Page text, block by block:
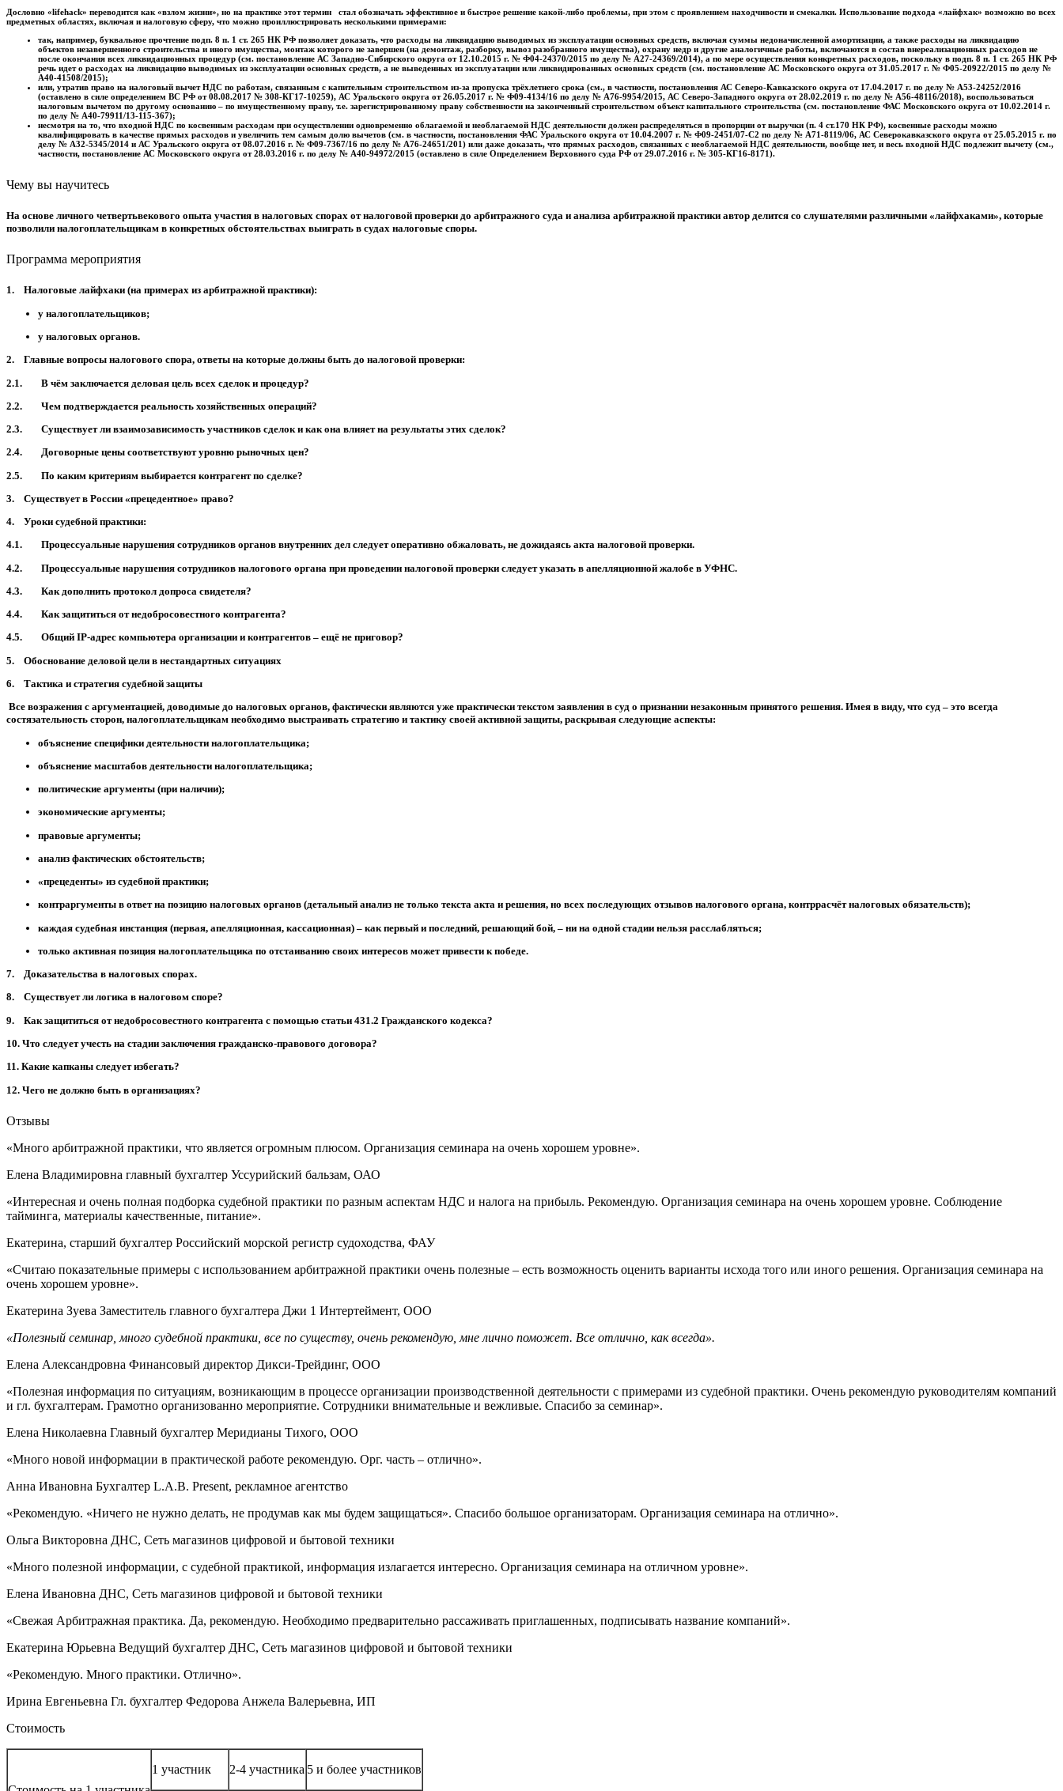
Дословно «lifehack» переводится как «взлом жизни», но на практике этот термин стал обозначать эффективное и быстрое решение какой-либо проблемы, при этом с проявлением находчивости и смекалки. Использование подхода «лайфхак» возможно во всех
предметных областях, включая и налоговую сферу, что можно проиллюстрировать несколькими примерами:
так, например, буквальное прочтение подп. 8 п. 1 ст. 265 НК РФ позволяет доказать, что расходы на ликвидацию выводимых из эксплуатации основных средств, включая суммы недоначисленной амортизации, а также расходы на ликвидацию
объектов незавершенного строительства и иного имущества, монтаж которого не завершен (на демонтаж, разборку, вывоз разобранного имущества), охрану недр и другие аналогичные работы, включаются в состав внереализационных расходов не
после окончания всех ликвидационных процедур (см. постановление АС Западно-Сибирского округа от 12.10.2015 г. № Ф04-24370/2015 по делу № А27-24369/2014), а по мере осуществления конкретных расходов, поскольку в подп. 8 п. 1 ст. 265 НК РФ
речь идет о расходах на ликвидацию выводимых из эксплуатации основных средств, а не выведенных из эксплуатации или ликвидированных основных средств (см. постановление АС Московского округа от 31.05.2017 г. № Ф05-20922/2015 по делу №
А40-41508/2015);
или, утратив право на налоговый вычет НДС по работам, связанным с капительным строительством из-за пропуска трёхлетнего срока (см., в частности, постановления АС Северо-Кавказского округа от 17.04.2017 г. по делу № А53-24252/2016
(оставлено в силе определением ВС РФ от 08.08.2017 № 308-КГ17-10259), АС Уральского округа от 26.05.2017 г. № Ф09-4134/16 по делу № А76-9954/2015, АС Северо-Западного округа от 28.02.2019 г. по делу № А56-48116/2018), воспользоваться
налоговым вычетом по другому основанию – по имущественному праву, т.е. зарегистрированному праву собственности на законченный строительством объект капитального строительства (см. постановление ФАС Московского округа от 10.02.2014 г.
по делу № А40-79911/13-115-367);
несмотря на то, что входной НДС по косвенным расходам при осуществлении одновременно облагаемой и необлагаемой НДС деятельности должен распределяться в пропорции от выручки (п. 4 ст.170 НК РФ), косвенные расходы можно
квалифицировать в качестве прямых расходов и увеличить тем самым долю вычетов (см. в частности, постановления ФАС Уральского округа от 10.04.2007 г. № Ф09-2451/07-С2 по делу № А71-8119/06, АС Северокавказского округа от 25.05.2015 г. по
делу № А32-5345/2014 и АС Уральского округа от 08.07.2016 г. № Ф09-7367/16 по делу № А76-24651/201) или даже доказать, что прямых расходов, связанных с необлагаемой НДС деятельности, вообще нет, и весь входной НДС подлежит вычету (см.,
частности, постановление АС Московского округа от 28.03.2016 г. по делу № А40-94972/2015 (оставлено в силе Определением Верховного суда РФ от 29.07.2016 г. № 305-КГ16-8171).
Чему вы научитесь
На основе личного четвертьвекового опыта участия в налоговых спорах от налоговой проверки до арбитражного суда и анализа арбитражной практики автор делится со слушателями различными «лайфхаками», которые
позволили налогоплательщикам в конкретных обстоятельствах выиграть в судах налоговые споры.
Программа мероприятия
1. Налоговые лайфхаки (на примерах из арбитражной практики):
у налогоплательщиков;
у налоговых органов.
2. Главные вопросы налогового спора, ответы на которые должны быть до налоговой проверки:
2.1. В чём заключается деловая цель всех сделок и процедур?
2.2. Чем подтверждается реальность хозяйственных операций?
2.3. Существует ли взаимозависимость участников сделок и как она влияет на результаты этих сделок?
2.4. Договорные цены соответствуют уровню рыночных цен?
2.5. По каким критериям выбирается контрагент по сделке?
3. Существует в России «прецедентное» право?
4. Уроки судебной практики:
4.1. Процессуальные нарушения сотрудников органов внутренних дел следует оперативно обжаловать, не дожидаясь акта налоговой проверки.
4.2. Процессуальные нарушения сотрудников налогового органа при проведении налоговой проверки следует указать в апелляционной жалобе в УФНС.
4.3. Как дополнить протокол допроса свидетеля?
4.4. Как защититься от недобросовестного контрагента?
4.5. Общий IP-адрес компьютера организации и контрагентов – ещё не приговор?
5. Обоснование деловой цели в нестандартных ситуациях
6. Тактика и стратегия судебной защиты
Все возражения с аргументацией, доводимые до налоговых органов, фактически являются уже практически текстом заявления в суд о признании незаконным принятого решения. Имея в виду, что суд – это всегда
состязательность сторон, налогоплательщикам необходимо выстраивать стратегию и тактику своей активной защиты, раскрывая следующие аспекты:
объяснение специфики деятельности налогоплательщика;
объяснение масштабов деятельности налогоплательщика;
политические аргументы (при наличии);
экономические аргументы;
правовые аргументы;
анализ фактических обстоятельств;
«прецеденты» из судебной практики;
контраргументы в ответ на позицию налоговых органов (детальный анализ не только текста акта и решения, но всех последующих отзывов налогового органа, контррасчёт налоговых обязательств);
каждая судебная инстанция (первая, апелляционная, кассационная) – как первый и последний, решающий бой, – ни на одной стадии нельзя расслабляться;
только активная позиция налогоплательщика по отстаиванию своих интересов может привести к победе.
7. Доказательства в налоговых спорах.
8. Существует ли логика в налоговом споре?
9. Как защититься от недобросовестного контрагента с помощью статьи 431.2 Гражданского кодекса?
10. Что следует учесть на стадии заключения гражданско-правового договора?
11. Какие капканы следует избегать?
12. Чего не должно быть в организациях?
Отзывы
«Много арбитражной практики, что является огромным плюсом. Организация семинара на очень хорошем уровне».
Елена Владимировна главный бухгалтер Уссурийский бальзам, ОАО
«Интересная и очень полная подборка судебной практики по разным аспектам НДС и налога на прибыль. Рекомендую. Организация семинара на очень хорошем уровне. Соблюдение
тайминга, материалы качественные, питание».
Екатерина, старший бухгалтер Российский морской регистр судоходства, ФАУ
«Считаю показательные примеры с использованием арбитражной практики очень полезные – есть возможность оценить варианты исхода того или иного решения. Организация семинара на
очень хорошем уровне».
Екатерина Зуева Заместитель главного бухгалтера Джи 1 Интертеймент, ООО
«Полезный семинар, много судебной практики, все по существу, очень рекомендую, мне лично поможет. Все отлично, как всегда».
Елена Александровна Финансовый директор Дикси-Трейдинг, ООО
«Полезная информация по ситуациям, возникающим в процессе организации производственной деятельности с примерами из судебной практики. Очень рекомендую руководителям компаний
и гл. бухгалтерам. Грамотно организованно мероприятие. Сотрудники внимательные и вежливые. Спасибо за семинар».
Елена Николаевна Главный бухгалтер Меридианы Тихого, ООО
«Много новой информации в практической работе рекомендую. Орг. часть – отлично».
Анна Ивановна Бухгалтер L.A.B. Present, рекламное агентство
«Рекомендую. «Ничего не нужно делать, не продумав как мы будем защищаться». Спасибо большое организаторам. Организация семинара на отлично».
Ольга Викторовна ДНС, Сеть магазинов цифровой и бытовой техники
«Много полезной информации, с судебной практикой, информация излагается интересно. Организация семинара на отличном уровне».
Елена Ивановна ДНС, Сеть магазинов цифровой и бытовой техники
«Свежая Арбитражная практика. Да, рекомендую. Необходимо предварительно рассаживать приглашенных, подписывать название компаний».
Екатерина Юрьевна Ведущий бухгалтер ДНС, Сеть магазинов цифровой и бытовой техники
«Рекомендую. Много практики. Отлично».
Ирина Евгеньевна Гл. бухгалтер Федорова Анжела Валерьевна, ИП
Стоимость
1 участник 2-4 участника 5 и более участников